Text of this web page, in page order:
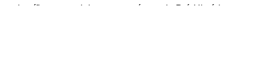
científico, especialmente nas áreas da Pré-História e